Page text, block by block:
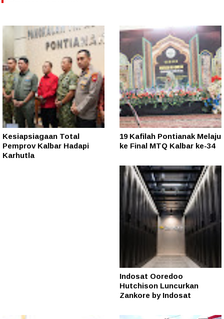
Kesiapsiagaan Total
Pemprov Kalbar Hadapi
Karhutla
19 Kafilah Pontianak Melaju
ke Final MTQ Kalbar ke-34
Indosat Ooredoo
Hutchison Luncurkan
Zankore by Indosat